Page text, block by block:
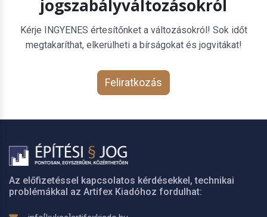
jogszabályváltozásokról
Kérje INGYENES értesítőnket a változásokról! Sok időt
megtakaríthat, elkerülheti a bírságokat és jogvitákat!
Feliratkozás
Az előfizetéssel kapcsolatos kérdésekkel, technikai
problémákkal az Artifex Kiadóhoz fordulhat: